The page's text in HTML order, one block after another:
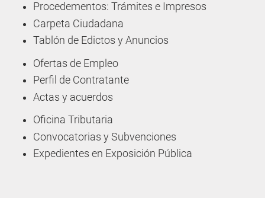
Procedementos: Trámites e Impresos
Carpeta Ciudadana
Tablón de Edictos y Anuncios
Ofertas de Empleo
Perfil de Contratante
Actas y acuerdos
Oficina Tributaria
Convocatorias y Subvenciones
Expedientes en Exposición Pública